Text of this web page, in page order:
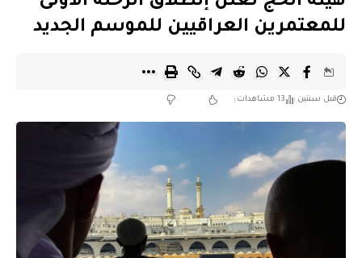
للمعتمرين العراقيين للموسم الجديد
قبل سنتين 13 مشاهدات